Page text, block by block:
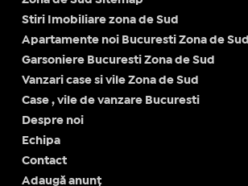
Stiri Imobiliare zona de Sud
Apartamente noi Bucuresti Zona de Sud
Garsoniere Bucuresti Zona de Sud
Vanzari case si vile Zona de Sud
Case , vile de vanzare Bucuresti
Despre noi
Echipa
Contact
Adaugă anunț